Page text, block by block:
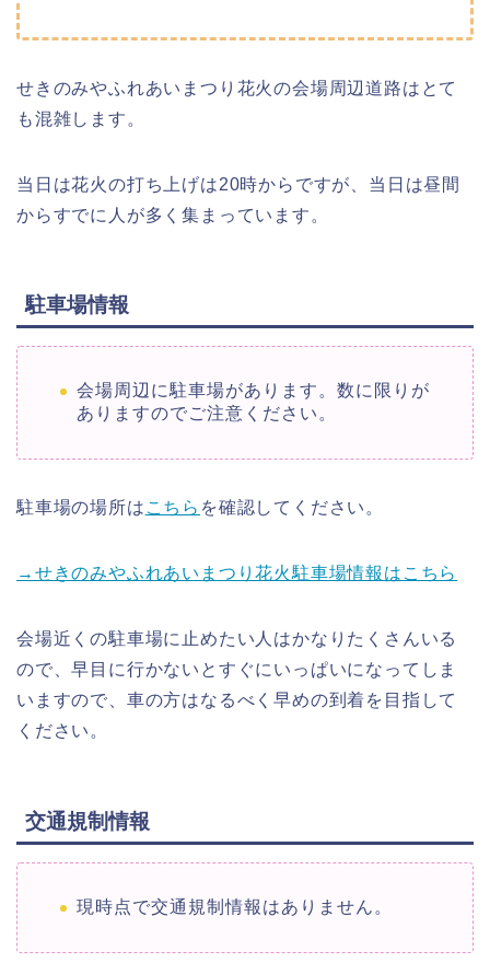
せきのみやふれあいまつり花火の会場周辺道路はとて
も混雑します。
当日は花火の打ち上げは20時からですが、当日は昼間
からすでに人が多く集まっています。
駐車場情報
会場周辺に駐車場があります。数に限りが
ありますのでご注意ください。
駐車場の場所は こちら を確認してください。
→せきのみやふれあいまつり花火駐車場情報はこちら
会場近くの駐車場に止めたい人はかなりたくさんいる
ので、早目に行かないとすぐにいっぱいになってしま
いますので、車の方はなるべく早めの到着を目指して
ください。
交通規制情報
現時点で交通規制情報はありません。